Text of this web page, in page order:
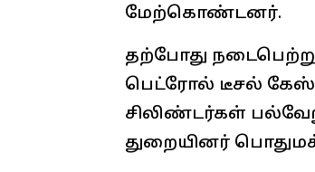
மேற்கொண்டனர்.
தற்போது
பெட்ரோல் டீசல் கேஸ்
சிலிண்டர்கள்
துறையினர்